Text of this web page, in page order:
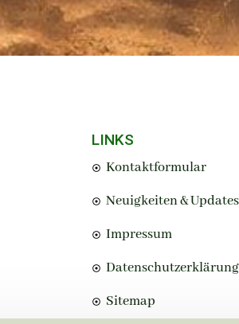
LINKS
Kontaktformular
Neuigkeiten & Updates
Impressum
Datenschutzerklärung
Sitemap